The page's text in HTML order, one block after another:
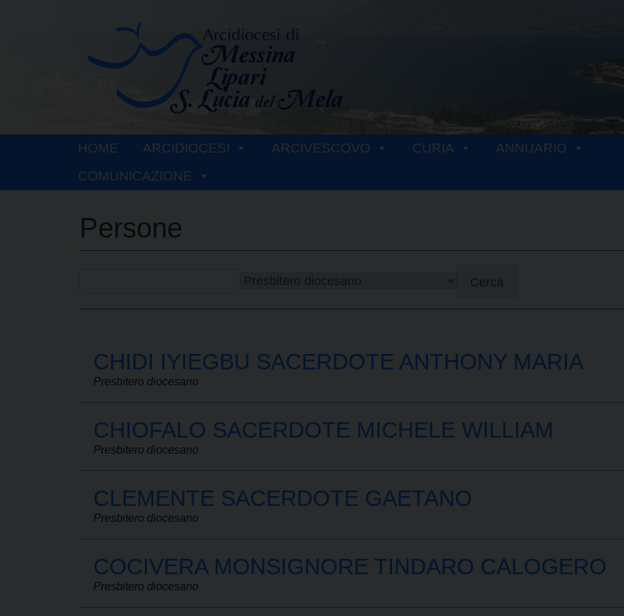
HOME ARCIDIOCESI ARCIVESCOVO CURIA
ANNUARIO
COMUNICAZIONE
Persone
Cerca
CHIDI IYIEGBU SACERDOTE ANTHONY MARIA
Presbitero diocesano
CHIOFALO SACERDOTE MICHELE WILLIAM
Presbitero diocesano
CLEMENTE SACERDOTE GAETANO
Presbitero diocesano
COCIVERA MONSIGNORE TINDARO CALOGERO
Presbitero diocesano